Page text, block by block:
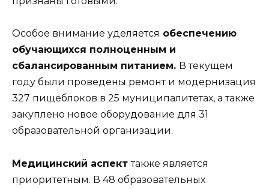
Особое внимание уделяется обеспечению
обучающихся полноценным и
сбалансированным питанием. В текущем
году были проведены ремонт и модернизация
327 пищеблоков в 25 муниципалитетах, а также
закуплено новое оборудование для 31
образовательной организации.
Медицинский аспекттакже является
приоритетным. В 48 образовательных